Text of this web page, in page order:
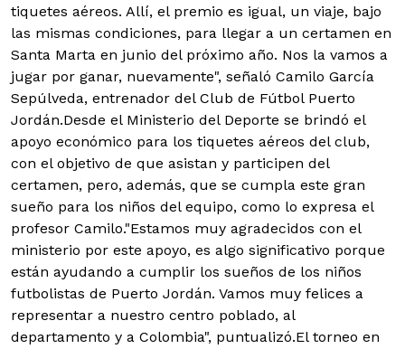
tiquetes aéreos. Allí, el premio es igual, un viaje, bajo
las mismas condiciones, para llegar a un certamen en
Santa Marta en junio del próximo año. Nos la vamos a
jugar por ganar, nuevamente", señaló Camilo García
Sepúlveda, entrenador del Club de Fútbol Puerto
Jordán.Desde el Ministerio del Deporte se brindó el
apoyo económico para los tiquetes aéreos del club,
con el objetivo de que asistan y participen del
certamen, pero, además, que se cumpla este gran
sueño para los niños del equipo, como lo expresa el
profesor Camilo."Estamos muy agradecidos con el
ministerio por este apoyo, es algo significativo porque
están ayudando a cumplir los sueños de los niños
futbolistas de Puerto Jordán. Vamos muy felices a
representar a nuestro centro poblado, al
departamento y a Colombia", puntualizó.El torneo en